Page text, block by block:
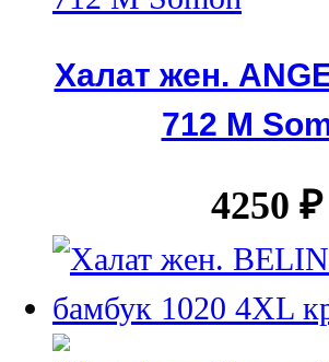
Халат жен.
712 М
4250 ₽